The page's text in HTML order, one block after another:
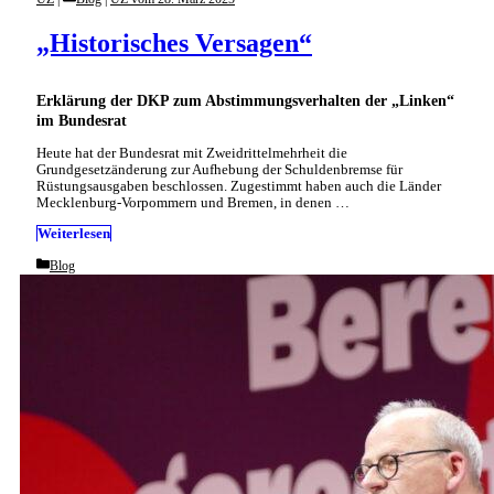
Erklärung der DKP zum Abstimmungsverhalten der „Linken“
im Bundesrat
„Historisches Versagen“
Heute hat der Bundesrat mit Zweidrittelmehrheit die
Grundgesetzänderung zur Aufhebung der Schuldenbremse für
Rüstungsausgaben beschlossen. Zugestimmt haben auch die Länder
Mecklenburg-Vorpommern und Bremen, in denen …
Weiterlesen
Categories
Blog